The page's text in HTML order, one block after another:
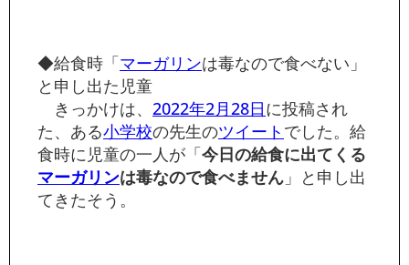
◆給食時「マーガリンは毒なので食べない」
と申し出た児童
きっかけは、 2022年2月28日に投稿され
た、ある小学校の先生のツイート でした。給
食時に児童の一人が「今日の給食に出てくる
マーガリンは毒なので食べません 」と申し出
てきたそう。